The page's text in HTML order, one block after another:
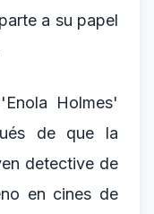
a su papel
Holmes'
de que la
detective de
en cines de